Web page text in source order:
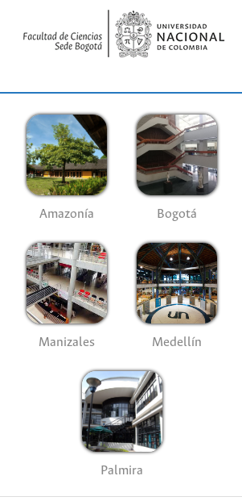
Amazonía Bogotá
Manizales Medellín
Palmira